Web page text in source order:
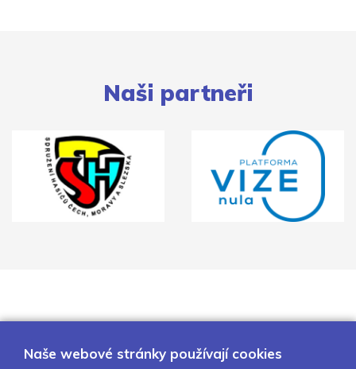
Naši partneři
Naše webové stránky používají cookies